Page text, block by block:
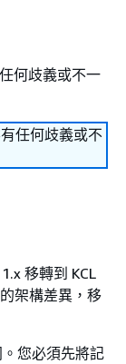
何歧義或不一
任何歧義或不
移轉到 KCL
架構差異，移
。您必須先將記